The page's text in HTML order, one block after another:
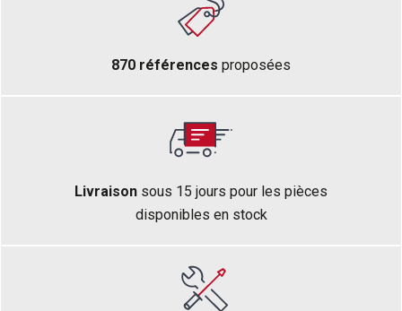
870 références proposées
Livraison sous 15 jours pour les pièces
disponibles en stock